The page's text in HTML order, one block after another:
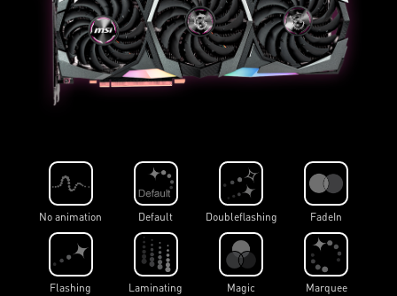
No animation Default Doubleflashing FadeIn
Flashing Laminating Magic Marquee